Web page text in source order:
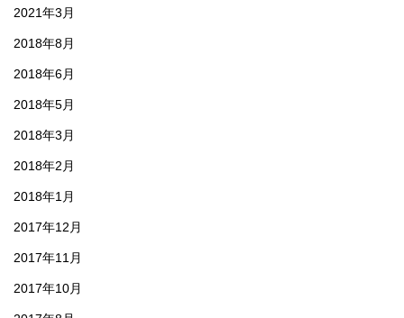
2021年3月
2018年8月
2018年6月
2018年5月
2018年3月
2018年2月
2018年1月
2017年12月
2017年11月
2017年10月